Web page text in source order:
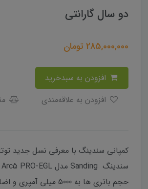
دو سال گارانتی
285,000,000 تومان
کمپانی سندینگ با معرفی نسل جدید
حجم باتری ها به 5000